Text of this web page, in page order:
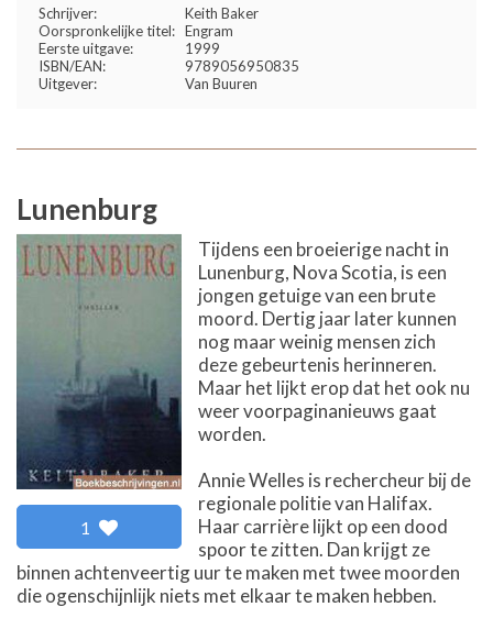
Schrijver:
Keith Baker
Oorspronkelijke titel: Engram
Eerste uitgave:
1999
ISBN/EAN:
9789056950835
Uitgever:
Van Buuren
Lunenburg
1
Tijdens een broeierige nacht in
Lunenburg, Nova Scotia, is een
jongen getuige van een brute
moord. Dertig jaar later kunnen
nog maar weinig mensen zich
deze gebeurtenis herinneren.
Maar het lijkt erop dat het ook nu
weer voorpaginanieuws gaat
worden.
Annie Welles is rechercheur bij de
regionale politie van Halifax.
Haar carrière lijkt op een dood
spoor te zitten. Dan krijgt ze
binnen achtenveertig uur te maken met twee moorden
die ogenschijnlijk niets met elkaar te maken hebben.